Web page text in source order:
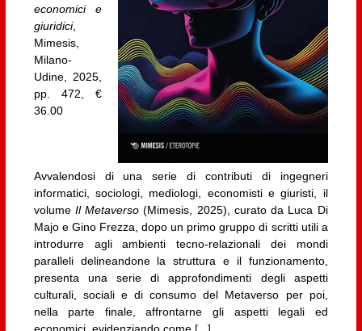
economici e
giuridici,
Mimesis,
Milano-
Udine, 2025,
pp. 472, €
36.00
Avvalendosi di una serie di contributi di ingegneri
informatici, sociologi, mediologi, economisti e giuristi, il
volume Il Metaverso (Mimesis, 2025), curato da Luca Di
Majo e Gino Frezza, dopo un primo gruppo di scritti utili a
introdurre agli ambienti tecno-relazionali dei mondi
paralleli delineandone la struttura e il funzionamento,
presenta una serie di approfondimenti degli aspetti
culturali, sociali e di consumo del Metaverso per poi,
nella parte finale, affrontarne gli aspetti legali ed